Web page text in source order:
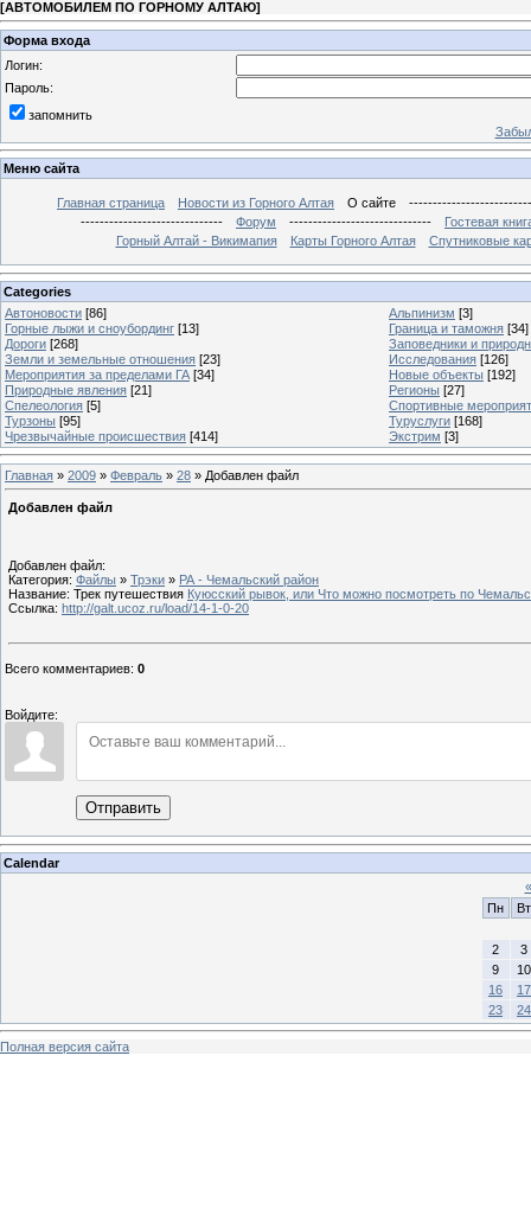
[АВТОМОБИЛЕМ ПО ГОРНОМУ АЛТАЮ]
Форма входа
Логин:
Пароль:
запомнить
Меню сайта
Главная страница Новости из Горного Алтая О сайте
------------------------------
Форум ------------------------------
Гостевая
Горный Алтай - Викимапия
Карты Горного Алтая Спутниковые
Categories
Автоновости [86] Альпинизм [3]
Горные лыжи и сноубординг [13] Граница и таможня [34]
Дороги [268]
Заповедники и
Земли и земельные отношения [23] Исследования [126]
Мероприятия за пределами ГА [34] Новые объекты [192]
Природные явления [21] Регионы [27]
Спелеология [5]
Спортивные
Турзоны [95] Туруслуги [168]
Чрезвычайные происшествия [414] Экстрим [3]
Главная » 2009 » Февраль » 28 » Добавлен файл
Добавлен файл
Добавлен файл:
Категория: Файлы » Трэки » РА - Чемальский район
Название: Трек путешествия Куюсский рывок, или Что можно посмотреть по
Ссылка: http://galt.ucoz.ru/load/14-1-0-20
Всего комментариев: 0
Войдите:
Отправить
Calendar
«
Пн
Вт
2
3
9
10
16
17
23
24
Полная версия сайта